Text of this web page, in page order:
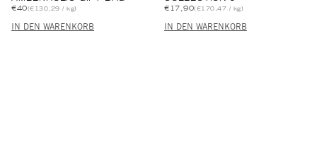
€40(€130,29 / kg)
IN DEN WARENKORB
€17,90(€170,47 / kg)
IN DEN WARENKORB